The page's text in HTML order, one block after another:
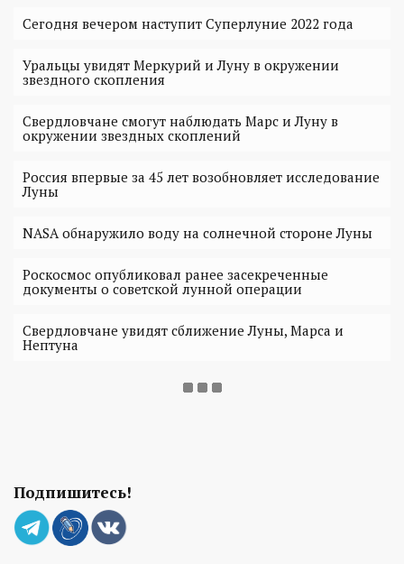
Сегодня вечером наступит Суперлуние 2022 года
Уральцы увидят Меркурий и Луну в окружении
звездного скопления
Свердловчане смогут наблюдать Марс и Луну в
окружении звездных скоплений
Россия впервые за 45 лет возобновляет исследование
Луны
NASA обнаружило воду на солнечной стороне Луны
Роскосмос опубликовал ранее засекреченные
документы о советской лунной операции
Свердловчане увидят сближение Луны, Марса и
Нептуна
Подпишитесь!